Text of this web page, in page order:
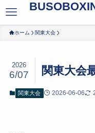
ホーム 関東大会
関東大会
2026
6/07
関東大会 2026-06-06